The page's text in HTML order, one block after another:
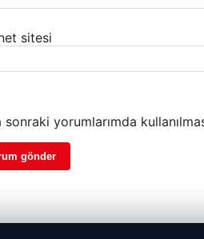
sitesi
sonraki yorumlarımda